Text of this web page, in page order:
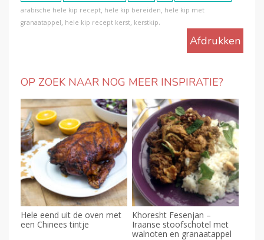
arabische hele kip recept hele kip bereiden hele kip met
granaatappel hele kip recept kerst kerstkip.
Afdrukken
OP ZOEK NAAR NOG MEER INSPIRATIE?
Hele eend uit de oven met
een Chinees tintje
Khoresht Fesenjan –
Iraanse stoofschotel met
walnoten en granaatappel